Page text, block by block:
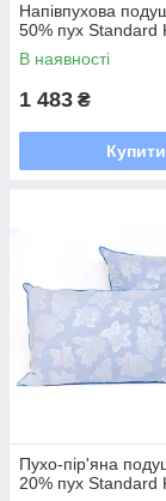
Напівпухова
50% пух Standard
В наявності
1 483 ₴
Купити
Пухо-пір'яна
20% пух Standard